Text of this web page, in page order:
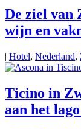
De ziel van
wijn en
| Hotel, Nederland,
Ticino in
aan het